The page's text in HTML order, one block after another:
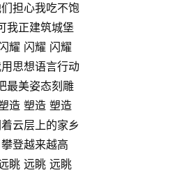
担心我吃不饱
我正建筑城堡
耀 闪耀 闪耀
思想语言行动
最美姿态刻雕
造 塑造 塑造
云层上的家乡
攀登越来越高
眺 远眺 远眺